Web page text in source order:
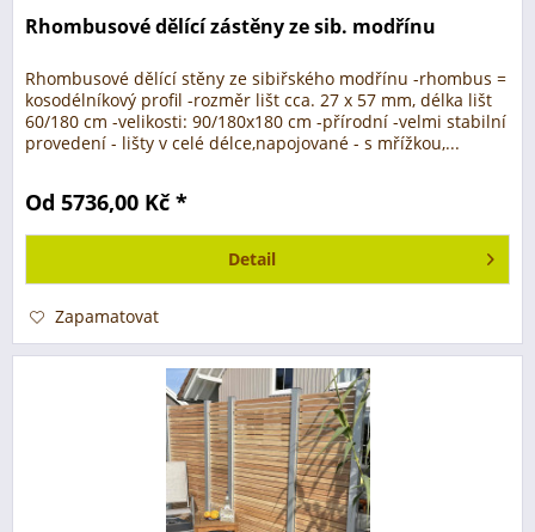
Rhombusové dělící zástěny ze sib. modřínu
Rhombusové dělící stěny ze sibiřského modřínu -rhombus =
kosodélníkový profil -rozměr lišt cca. 27 x 57 mm, délka lišt
60/180 cm -velikosti: 90/180x180 cm -přírodní -velmi stabilní
provedení - lišty v celé délce,napojované - s mřížkou,...
Od 5736,00 Kč *
Detail
Zapamatovat